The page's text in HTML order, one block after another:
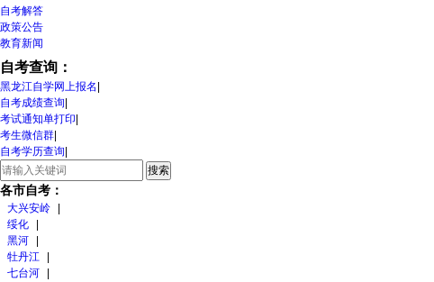
自考解答
政策公告
教育新闻
自考查询：
黑龙江自学网上报名
自考成绩查询
考试通知单打印
考生微信群
自考学历查询
各市自考：
大兴安岭
绥化
黑河
牡丹江
七台河